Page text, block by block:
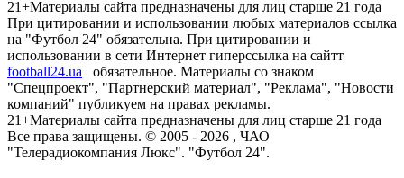
21+Материалы сайта предназначены для лиц старше 21 года
При цитировании и использовании любых материалов ссылка
на "Футбол 24" обязательна. При цитировании и
использовании в сети Интернет гиперссылка на сайтт
football24.ua
обязательное. Материалы со знаком
"Спецпроект", "Партнерский материал", "Реклама", "Новости
компаний" публикуем на правах рекламы.
21+Материалы сайта предназначены для лиц старше 21 года
Все права защищены. © 2005 - 2026 , ЧАО
"Телерадиокомпания Люкс". "Футбол 24".